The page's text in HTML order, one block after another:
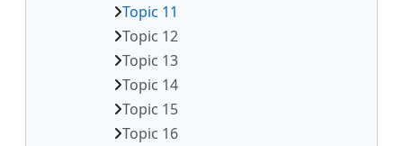
Topic 11
Topic 12
Topic 13
Topic 14
Topic 15
Topic 16